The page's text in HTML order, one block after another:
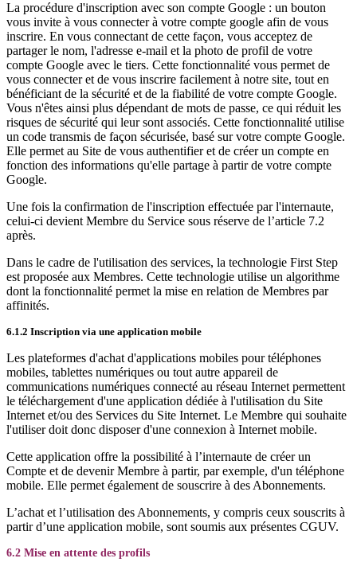
La procédure d'inscription avec son compte Google : un bouton
vous invite à vous connecter à votre compte google afin de vous
inscrire. En vous connectant de cette façon, vous acceptez de
partager le nom, l'adresse e-mail et la photo de profil de votre
compte Google avec le tiers. Cette fonctionnalité vous permet de
vous connecter et de vous inscrire facilement à notre site, tout en
bénéficiant de la sécurité et de la fiabilité de votre compte Google.
Vous n'êtes ainsi plus dépendant de mots de passe, ce qui réduit les
risques de sécurité qui leur sont associés. Cette fonctionnalité utilise
un code transmis de façon sécurisée, basé sur votre compte Google.
Elle permet au Site de vous authentifier et de créer un compte en
fonction des informations qu'elle partage à partir de votre compte
Google.
Une fois la confirmation de l'inscription effectuée par l'internaute,
celui-ci devient Membre du Service sous réserve de l’article 7.2
après.
Dans le cadre de l'utilisation des services, la technologie First Step
est proposée aux Membres. Cette technologie utilise un algorithme
dont la fonctionnalité permet la mise en relation de Membres par
affinités.
6.1.2 Inscription via une application mobile
Les plateformes d'achat d'applications mobiles pour téléphones
mobiles, tablettes numériques ou tout autre appareil de
communications numériques connecté au réseau Internet permettent
le téléchargement d'une application dédiée à l'utilisation du Site
Internet et/ou des Services du Site Internet. Le Membre qui souhaite
l'utiliser doit donc disposer d'une connexion à Internet mobile.
Cette application offre la possibilité à l’internaute de créer un
Compte et de devenir Membre à partir, par exemple, d'un téléphone
mobile. Elle permet également de souscrire à des Abonnements.
L’achat et l’utilisation des Abonnements, y compris ceux souscrits à
partir d’une application mobile, sont soumis aux présentes CGUV.
6.2 Mise en attente des profils